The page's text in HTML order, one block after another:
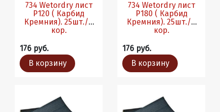
734 Wetordry лист
P120 ( Карбид
Кремния). 25шт./в
кор.
176 руб.
В корзину
734 Wetordry лист
P180 ( Карбид
Кремния). 25шт./в
кор.
176 руб.
В корзину